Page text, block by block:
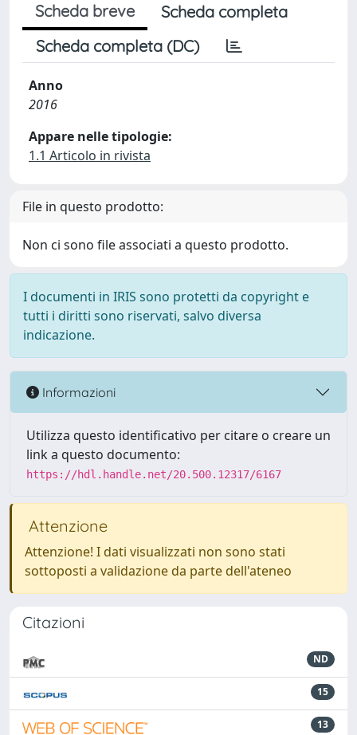
Scheda breve
Scheda completa
Scheda completa (DC)
Anno
2016
Appare nelle tipologie:
1.1 Articolo in rivista
File in questo prodotto:
Non ci sono file associati a questo prodotto.
I documenti in IRIS sono protetti da copyright e
tutti i diritti sono riservati, salvo diversa
indicazione.
Informazioni
Utilizza questo identificativo per citare o creare un
link a questo documento:
https://hdl.handle.net/20.500.12317/6167
Attenzione
Attenzione! I dati visualizzati non sono stati
sottoposti a validazione da parte dell'ateneo
Citazioni
ND
15
13